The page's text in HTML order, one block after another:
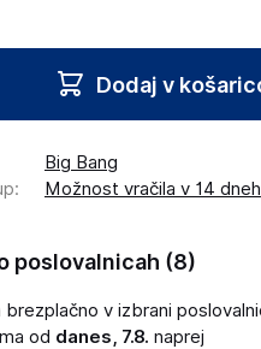
Dodaj v
Big Bang
: Možnost vračila v 14 dneh
poslovalnicah (8)
v izbrani
od danes, 7.8. naprej